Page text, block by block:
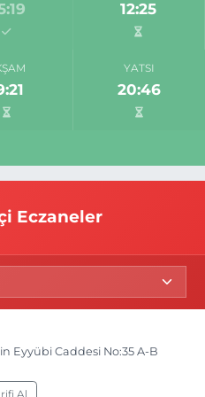
12:25
YATSI
20:46
Eczaneler
Eyyübi Caddesi No:35 A-B
Al